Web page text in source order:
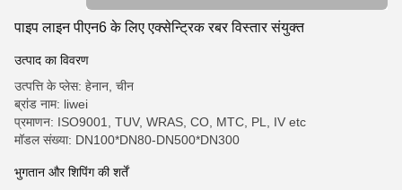
पाइप लाइन पीएन6 के लिए एक्सेन्ट्रिक रबर विस्तार संयुक्त
उत्पाद का विवरण
उत्पत्ति के प्लेस: हेनान, चीन
ब्रांड नाम: liwei
प्रमाणन: ISO9001, TUV, WRAS, CO, MTC, PL, IV etc
मॉडल संख्या: DN100*DN80-DN500*DN300
भुगतान और शिपिंग की शर्तें